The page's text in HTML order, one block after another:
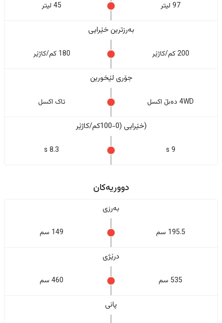
97 لیتر 45 لیتر
بەرزترین خێرایی
200 کم/کاژێر 180 کم/کاژێر
جۆری لێخورین
4WD دەبڵ اکسل تاک اکسل
(خێرایی (0-100کم/کاژێر
9 s
8.3 s
دووریەکان
بەرزی
195.5 سم 149 سم
درێژی
535 سم 460 سم
پانی